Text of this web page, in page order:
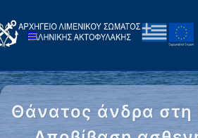
Θάνατος άνδρα